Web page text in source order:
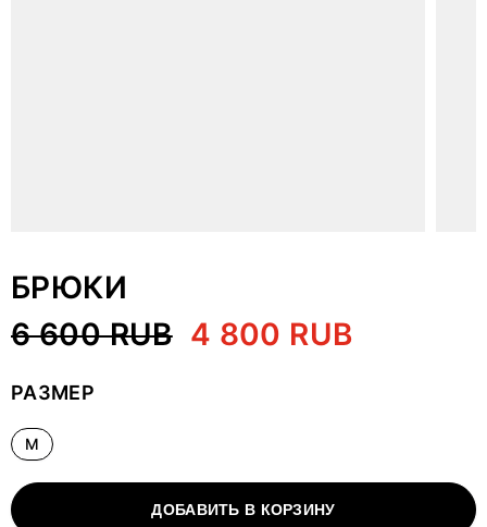
БРЮКИ
6 600 RUB 4 800 RUB
РАЗМЕР
M
ДОБАВИТЬ В КОРЗИНУ